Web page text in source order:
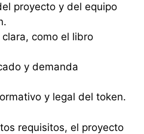
proyecto y del equipo
como el libro
y demanda
y legal del token.
requisitos, el proyecto